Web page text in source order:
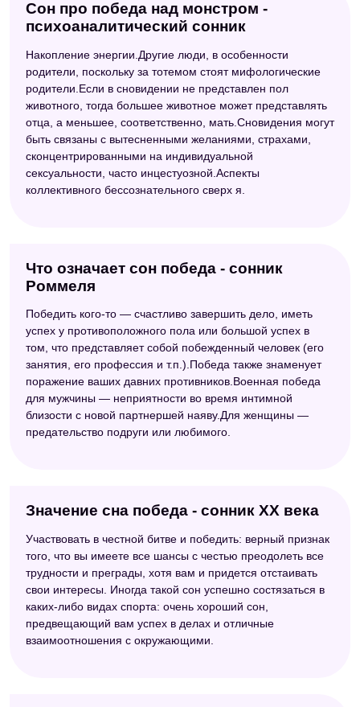
Сон про победа над монстром -
психоаналитический сонник
Накопление энергии.Другие люди, в особенности
родители, поскольку за тотемом стоят мифологические
родители.Если в сновидении не представлен пол
животного, тогда большее животное может представлять
отца, а меньшее, соответственно, мать.Сновидения могут
быть связаны с вытесненными желаниями, страхами,
сконцентрированными на индивидуальной
сексуальности, часто инцестуозной.Аспекты
коллективного бессознательного сверх я.
Что означает сон победа - сонник
Роммеля
Победить кого-то — счастливо завершить дело, иметь
успех у противоположного пола или большой успех в
том, что представляет собой побежденный человек (его
занятия, его профессия и т.п.).Победа также знаменует
поражение ваших давних противников.Военная победа
для мужчины — неприятности во время интимной
близости с новой партнершей наяву.Для женщины —
предательство подруги или любимого.
Значение сна победа - сонник ХХ века
Участвовать в честной битве и победить: верный признак
того, что вы имеете все шансы с честью преодолеть все
трудности и преграды, хотя вам и придется отстаивать
свои интересы. Иногда такой сон успешно состязаться в
каких-либо видах спорта: очень хороший сон,
предвещающий вам успех в делах и отличные
взаимоотношения с окружающими.